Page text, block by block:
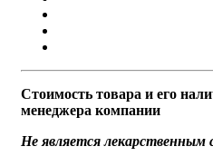
Стоимость товара и его
менеджера компании
Не является лекарственным